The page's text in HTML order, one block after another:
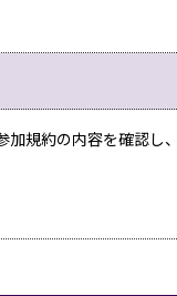
規約の内容を確認し